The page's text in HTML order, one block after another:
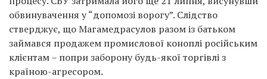
обвинувачення у “допомозі ворогу”. Слідство
стверджує, що Магамедрасулов разом із батьком
займався продажем промислової коноплі російським
клієнтам – попри заборону будь-якої торгівлі з
країною-агресором.